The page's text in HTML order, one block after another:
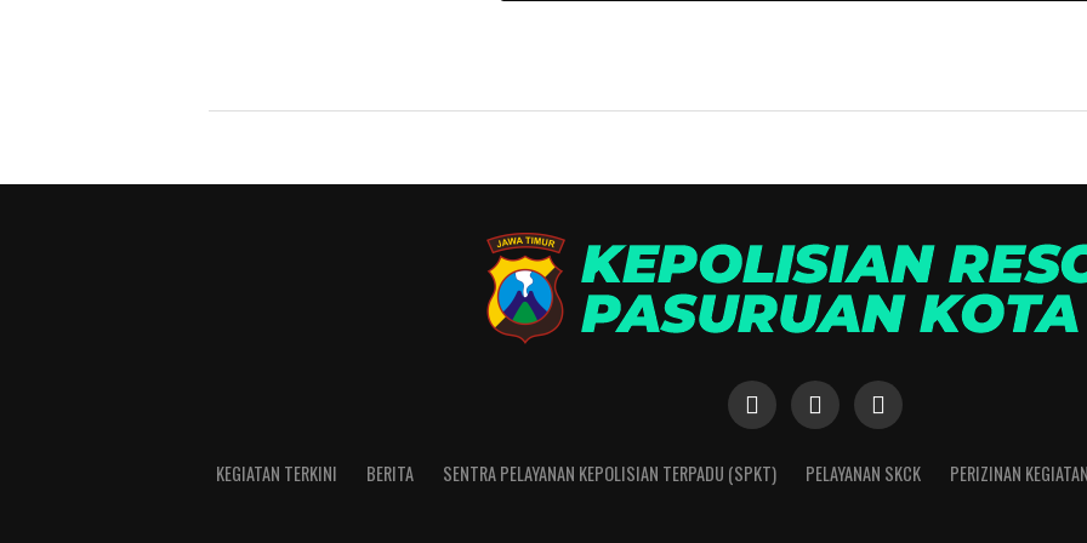
KEGIATAN TERKINI BERITA SENTRA PELAYANAN KEPOLISIAN TERPADU (SPKT) PELAYANAN SKCK PERIZINAN KEGIATAN